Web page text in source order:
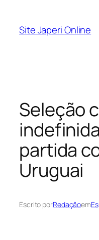
Site Japeri Online
Seleção
partida
Uruguai
Escrito porRedaçãoem